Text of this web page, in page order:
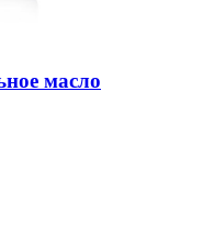
масло